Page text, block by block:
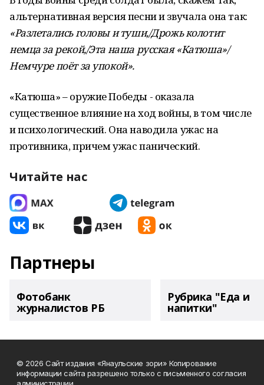
альтернативная версия песни и звучала она так:
«Разлетались головы и туши,/Дрожь колотит
немца за рекой,/Эта наша русская «Катюша»/
Немчуре поёт за упокой».
«Катюша» – оружие Победы - оказала
существенное влияние на ход войны, в том числе
и психологический. Она наводила ужас на
противника, причем ужас панический.
Читайте нас
Партнеры
Фотобанк
журналистов РБ
Рубрика "Еда и
напитки"
© 2026 Сайт издания «Янаульские зори» Копирование
информации сайта разрешено только с письменного согласия